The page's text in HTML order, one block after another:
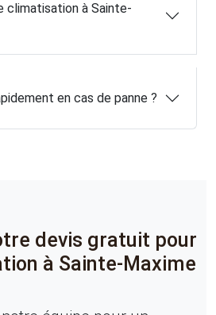
climatisation à Sainte-
en cas de panne ?
devis gratuit pour
à Sainte-Maxime